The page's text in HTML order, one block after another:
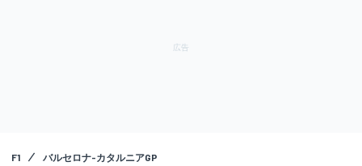
F1 バルセロナ-カタルニアGP